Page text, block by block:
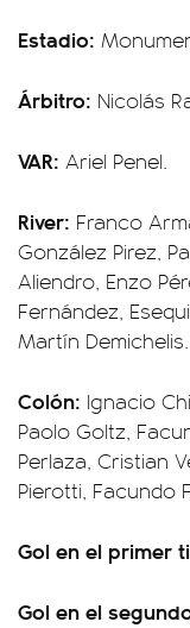
Estadio:
Árbitro: Nicolás
VAR: Ariel Penel.
River: Franco
González Pirez,
Aliendro, Enzo
Fernández,
Martín Demichelis.
Colón: Ignacio
Paolo Goltz,
Perlaza, Cristian
Pierotti, Facundo
Gol en el primer
Gol en el